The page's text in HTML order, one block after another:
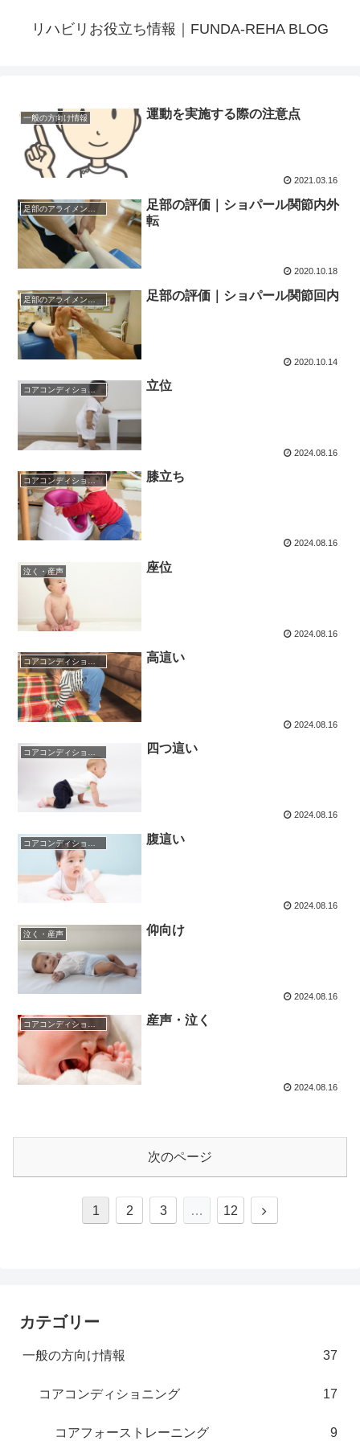
リハビリお役立ち情報｜FUNDA-REHA BLOG
一般の方向け情報 運動を実施する際の注意点
2021.03.16
足部の評価｜ショパール関節内外
転
2020.10.18
足部のアライメント評価 足部の評価｜ショパール関節回内
2020.10.14
コアコンディショニング 立位
2024.08.16
コアコンディショニング 膝立ち
2024.08.16
泣く・産声 座位
2024.08.16
コアコンディショニング 高這い
2024.08.16
四つ這い
2024.08.16
腹這い
2024.08.16
泣く・産声 仰向け
2024.08.16
コアコンディショニング 産声・泣く
2024.08.16
次のページ
1 2 3 … 12
次
カテゴリー
一般の方向け情報 37
コアコンディショニング 17
コアフォーストレーニング 9